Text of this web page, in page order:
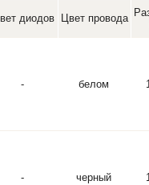
диодов Цвет провода
- белом
- черный